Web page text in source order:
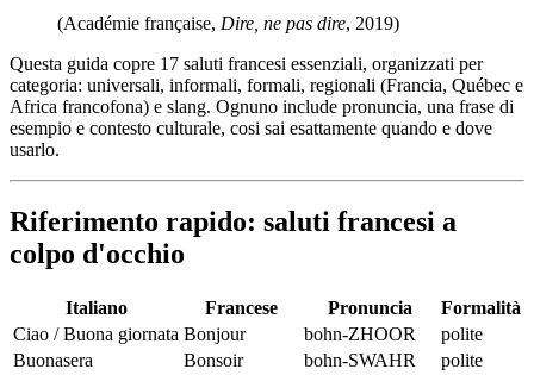
(Académie française, Dire, ne pas dire, 2019)
Questa guida copre 17 saluti francesi essenziali, organizzati per
categoria: universali, informali, formali, regionali (Francia, Québec e
Africa francofona) e slang. Ognuno include pronuncia, una frase di
esempio e contesto culturale, cosi sai esattamente quando e dove
usarlo.
Riferimento rapido: saluti francesi a
colpo d'occhio
Italiano Francese Pronuncia
Formalità
Ciao / Buona giornata Bonjour bohn-ZHOOR
polite
Buonasera
Bonsoir bohn-SWAHR
polite